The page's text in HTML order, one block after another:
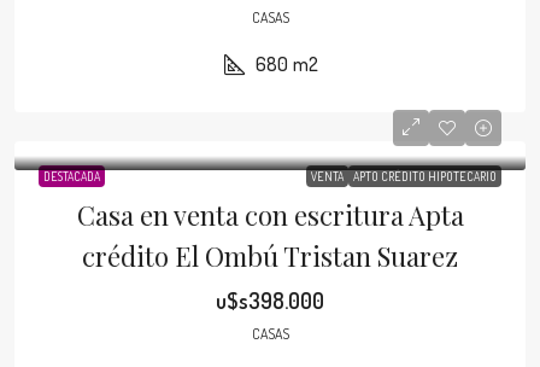
CASAS
680 m2
DESTACADA VENTA APTO CRÉDITO HIPOTECARIO
Casa en venta con escritura Apta
crédito El Ombú Tristan Suarez
u$s398.000
CASAS